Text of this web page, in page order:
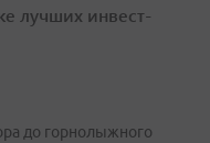
лучших инвест-
до горнолыжного